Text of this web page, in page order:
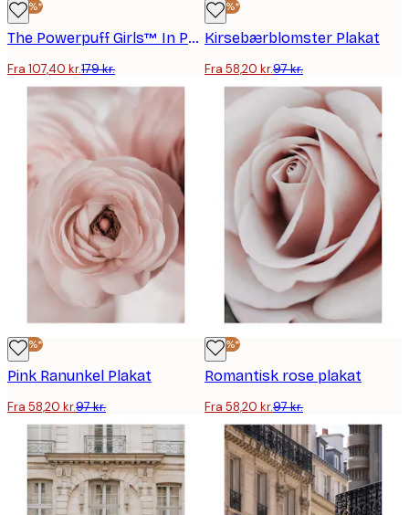
-40%*
The Powerpuff Girls™ In Paris Plakat
Fra 107,40 kr.179 kr.
-40%*
Kirsebærblomster Plakat
Fra 58,20 kr.97 kr.
-40%*
Pink Ranunkel Plakat
Fra 58,20 kr.97 kr.
-40%*
Romantisk rose plakat
Fra 58,20 kr.97 kr.